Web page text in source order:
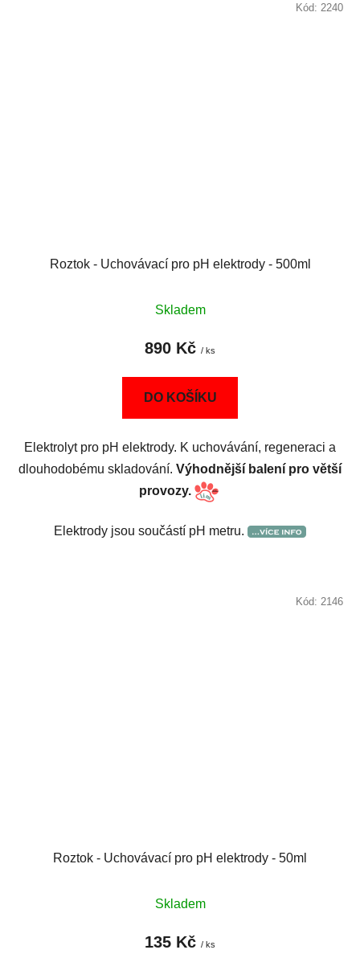
Roztok - Uchovávací pro pH elektrody - 500ml
Skladem
890 Kč / ks
DO KOŠÍKU
Elektrolyt pro pH elektrody. K uchovávání, regeneraci a
dlouhodobému skladování. Výhodnější balení pro větší
provozy.
Elektrody jsou součástí pH metru.
Kód: 2240
Roztok - Uchovávací pro pH elektrody - 50ml
Skladem
135 Kč / ks
Kód: 2146